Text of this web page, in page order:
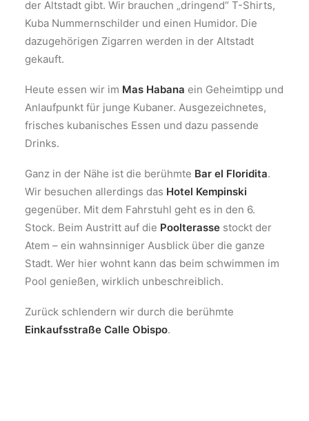
der Altstadt gibt. Wir brauchen „dringend“ T-Shirts,
Kuba Nummernschilder und einen Humidor. Die
dazugehörigen Zigarren werden in der Altstadt
gekauft.
Heute essen wir im Mas Habana ein Geheimtipp und
Anlaufpunkt für junge Kubaner. Ausgezeichnetes,
frisches kubanisches Essen und dazu passende
Drinks.
Ganz in der Nähe ist die berühmte Bar el Floridita.
Wir besuchen allerdings das Hotel Kempinski
gegenüber. Mit dem Fahrstuhl geht es in den 6.
Stock. Beim Austritt auf die Poolterasse stockt der
Atem – ein wahnsinniger Ausblick über die ganze
Stadt. Wer hier wohnt kann das beim schwimmen im
Pool genießen, wirklich unbeschreiblich.
Zurück schlendern wir durch die berühmte
Einkaufsstraße Calle Obispo.